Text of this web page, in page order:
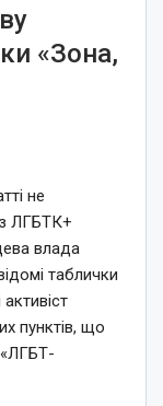
«Зона,
не
ЛГБТК+
влада
таблички
пунктів, що
«ЛГБТ-